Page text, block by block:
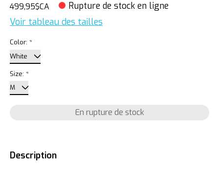
499,95$CA Rupture de stock en ligne
Voir tableau des tailles
Color: *
Size: *
En rupture de stock
Description